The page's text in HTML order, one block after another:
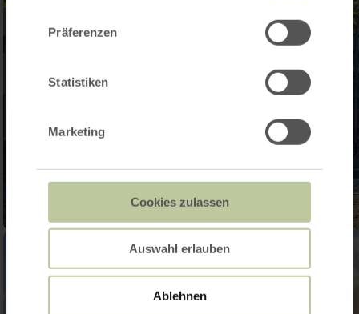
Präferenzen
Statistiken
Marketing
Cookies zulassen
Auswahl erlauben
Ablehnen